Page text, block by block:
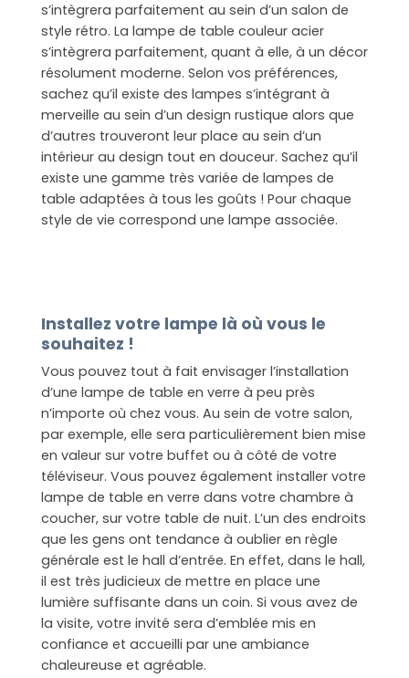
s’intègrera parfaitement au sein d’un salon de
style rétro. La lampe de table couleur acier
s’intègrera parfaitement, quant à elle, à un décor
résolument moderne. Selon vos préférences,
sachez qu’il existe des lampes s’intégrant à
merveille au sein d’un design rustique alors que
d’autres trouveront leur place au sein d’un
intérieur au design tout en douceur. Sachez qu’il
existe une gamme très variée de lampes de
table adaptées à tous les goûts ! Pour chaque
style de vie correspond une lampe associée.
Installez votre lampe là où vous le
souhaitez !
Vous pouvez tout à fait envisager l’installation
d’une lampe de table en verre à peu près
n’importe où chez vous. Au sein de votre salon,
par exemple, elle sera particulièrement bien mise
en valeur sur votre buffet ou à côté de votre
téléviseur. Vous pouvez également installer votre
lampe de table en verre dans votre chambre à
coucher, sur votre table de nuit. L’un des endroits
que les gens ont tendance à oublier en règle
générale est le hall d’entrée. En effet, dans le hall,
il est très judicieux de mettre en place une
lumière suffisante dans un coin. Si vous avez de
la visite, votre invité sera d’emblée mis en
confiance et accueilli par une ambiance
chaleureuse et agréable.